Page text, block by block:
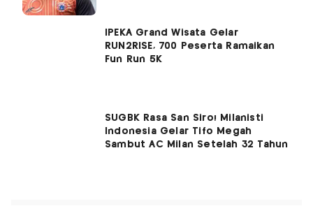
IPEKA Grand Wisata Gelar
RUN2RISE, 700 Peserta Ramaikan
Fun Run 5K
SUGBK Rasa San Siro! Milanisti
Indonesia Gelar Tifo Megah
Sambut AC Milan Setelah 32 Tahun